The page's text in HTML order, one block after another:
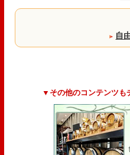
自
▼その他のコンテンツも